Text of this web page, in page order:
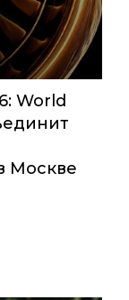
World
Москве